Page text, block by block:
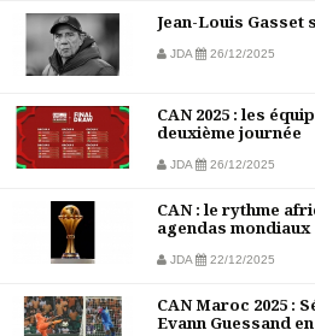
Jean-Louis Gasset
JDA 26/12/2025
CAN 2025 : les
deuxième journée
JDA 26/12/2025
CAN : le rythme
agendas mondiaux
JDA 22/12/2025
CAN Maroc 2025 :
Evann Guessand